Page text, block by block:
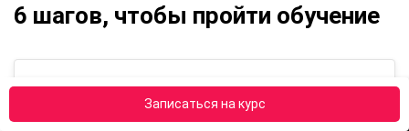
Записаться на курс
6 шагов, чтобы пройти обучение
Заявка на обучение